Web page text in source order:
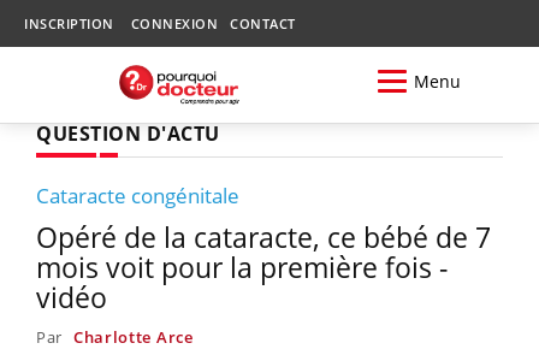
INSCRIPTION CONNEXION CONTACT
Menu
QUESTION D'ACTU
Cataracte congénitale
Opéré de la cataracte, ce bébé de 7
mois voit pour la première fois -
vidéo
Par Charlotte Arce